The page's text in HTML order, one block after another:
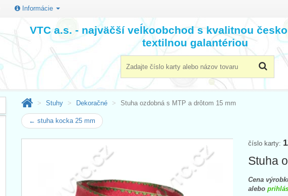
Informácie
VTC a.s. - najväčší veĺkoobchod s kvalitnou
textilnou galantériou
Stuhy Dekoračné Stuha ozdobná s MTP a drôtom 15 mm
← stuha kocka 25 mm
číslo karty:
Stuha
Cena
alebo